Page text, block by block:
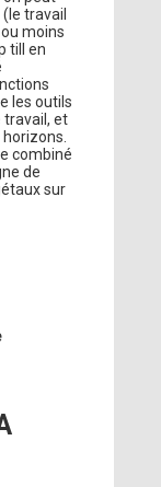
travail
moins
till en
les outils
travail, et
combiné
de
sur